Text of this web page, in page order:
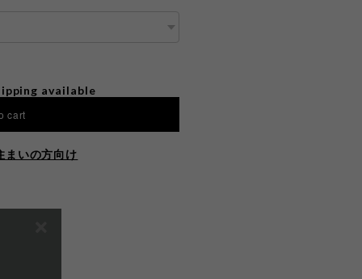
available
cart
まいの方向け
ON